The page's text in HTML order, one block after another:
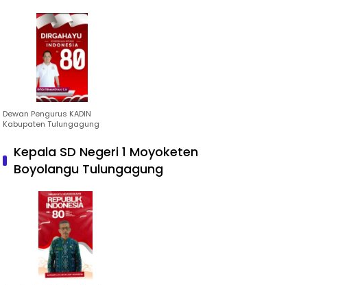
Dewan Pengurus KADIN
Kabupaten Tulungagung
Kepala SD Negeri 1 Moyoketen
Boyolangu Tulungagung